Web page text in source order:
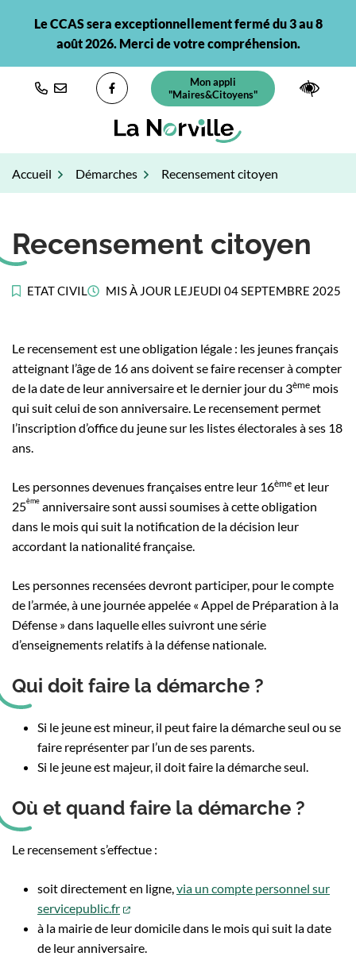
Le CCAS sera exceptionnellement fermé du 3 au 8
août 2026. Merci de votre compréhension.
Lien vers le compte Facebook
Mon appli
"Maires&Citoyens"(ouverture dans un nouvel
Accueil Démarches Recensement citoyen
Recensement citoyen
ETAT CIVIL MIS À JOUR LEJEUDI 04 SEPTEMBRE 2025
Le recensement est une obligation légale : les jeunes français
atteignant l’âge de 16 ans doivent se faire recenser à compter
de la date de leur anniversaire et le dernier jour du 3ème mois
qui suit celui de son anniversaire. Le recensement permet
l’inscription d’office du jeune sur les listes électorales à ses 18
ans.
Les personnes devenues françaises entre leur 16ème et leur
25ème anniversaire sont aussi soumises à cette obligation
dans le mois qui suit la notification de la décision leur
accordant la nationalité française.
Les personnes recensées devront participer, pour le compte
de l’armée, à une journée appelée « Appel de Préparation à la
Défense » dans laquelle elles suivront une série
d’enseignements relatifs à la défense nationale.
Qui doit faire la démarche ?
Si le jeune est mineur, il peut faire la démarche seul ou se
faire représenter par l’un de ses parents.
Si le jeune est majeur, il doit faire la démarche seul.
Où et quand faire la démarche ?
Le recensement s’effectue :
soit directement en ligne,via un compte personnel sur
servicepublic.fr
(ouverture dans un nouvel onglet)
à la mairie de leur domicile dans le mois qui suit la date
de leur anniversaire.